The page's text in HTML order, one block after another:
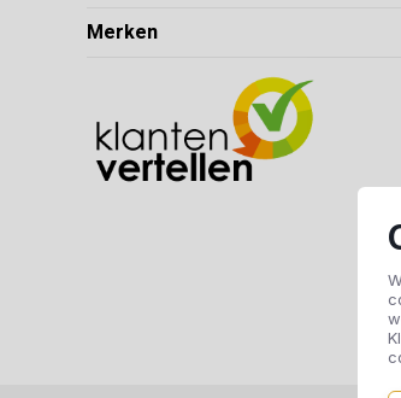
Merken